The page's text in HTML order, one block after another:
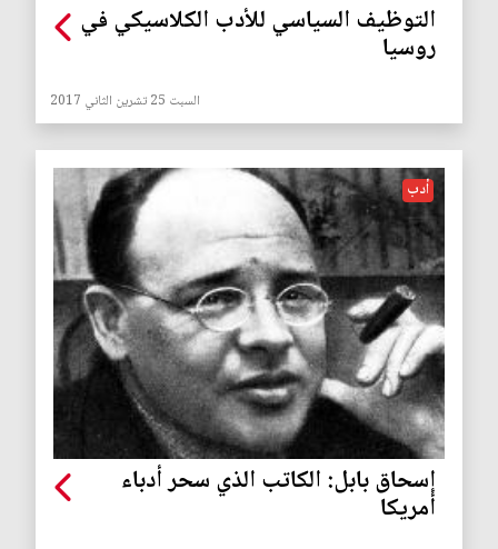
التوظيف السياسي للأدب الكلاسيكي في
روسيا
السبت 25 تشرين الثاني 2017
أدب
إسحاق بابل: الكاتب الذي سحر أدباء
أمريكا